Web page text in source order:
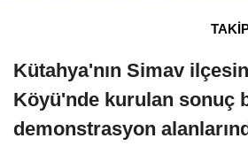
Kütahya'nın Simav
Köyü'nde kurulan sonuç
demonstrasyon